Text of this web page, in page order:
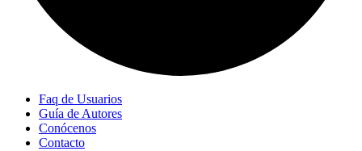
Faq de Usuarios
Guía de Autores
Conócenos
Contacto